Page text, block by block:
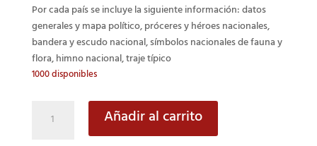
Por cada país se incluye la siguiente información: datos
generales y mapa político, próceres y héroes nacionales,
bandera y escudo nacional, símbolos nacionales de fauna y
flora, himno nacional, traje típico
1000 disponibles
cívico
Añadir al carrito